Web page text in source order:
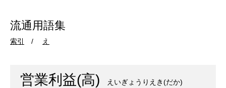
流通用語集
索引 え
営業利益(高) えいぎょうりえき(だか)